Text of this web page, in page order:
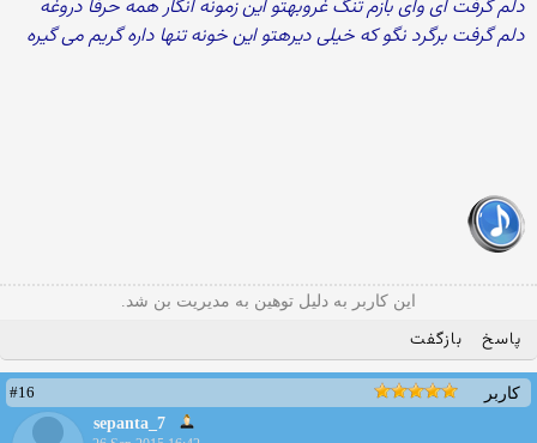
دلم گرفت ای وای بازم تنگ غروبهتو این زمونه انگار همه حرفا دروغه
دلم گرفت برگرد نگو که خیلی دیرهتو این خونه تنها داره گریم می گیره
این کاربر به دلیل توهین به مدیریت بن شد.
پاسخ بازگفت
کاربر
#16
sepanta_7